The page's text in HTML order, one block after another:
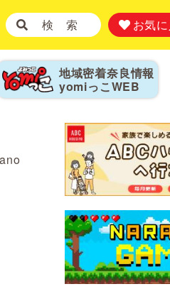
検 索 お気
地域密着奈良情報
yomiっこ WEB